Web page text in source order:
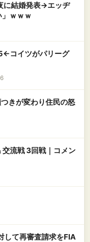
に結婚発表→エッヂ
ｗｗｗ
コイツがパリーグ
きが変わり住民の怒
交流戦 3回戦｜コメン
して再審査請求をFIA